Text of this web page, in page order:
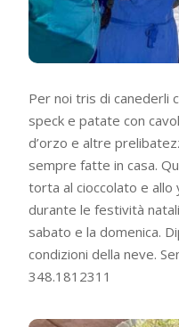
Per noi tris di canederli
speck e patate con
d’orzo e altre
sempre fatte in casa.
torta al cioccolato e
durante le festività
sabato e la domenica.
condizioni della neve.
348.1812311